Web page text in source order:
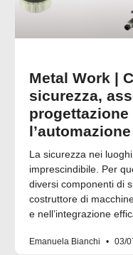
Metal Work |
sicurezza,
La sicurezza nei
imprescindibile. Per
diversi componenti di
costruttore di
e nell’integrazione
Emanuela Bianchi 03/